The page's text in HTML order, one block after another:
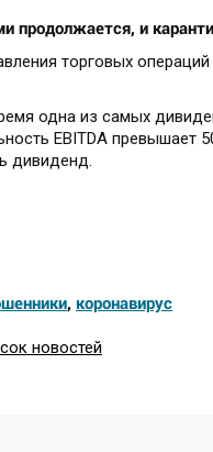
продолжается, и
торговых
одна из самых
EBITDA превышает
дивиденд.
, коронавирус
новостей